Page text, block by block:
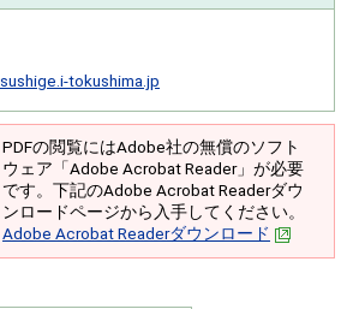
tokushima.jp
PDFの閲覧にはAdobe社の無償のソフト
ウェア「Adobe Acrobat Reader」が必要
です。下記のAdobe Acrobat Readerダウ
ンロードページから入手してください。
Adobe Acrobat Readerダウンロード